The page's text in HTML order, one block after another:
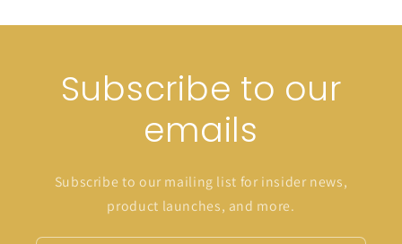
Subscribe to our
emails
Subscribe to our mailing list for insider news,
product launches, and more.